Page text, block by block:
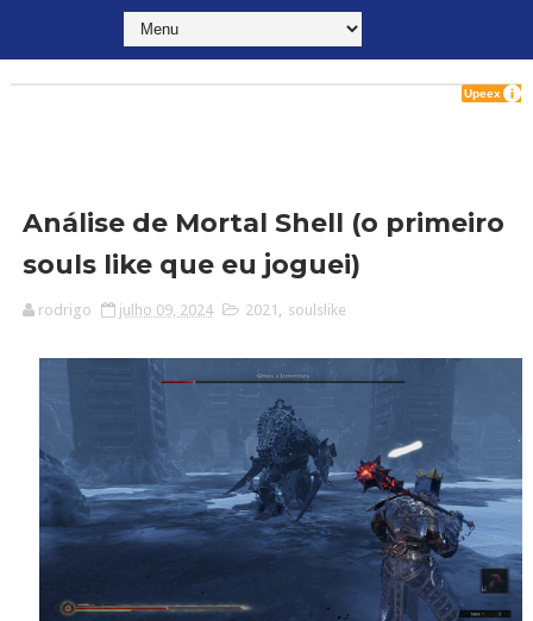
Análise de Mortal Shell (o primeiro
souls like que eu joguei)
rodrigo julho 09, 2024 2021 soulslike